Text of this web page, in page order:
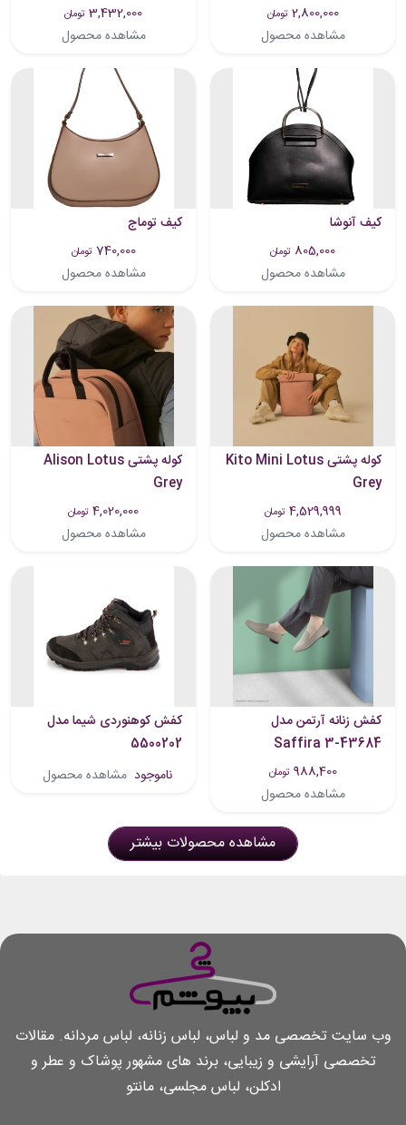
2,800,000 تومان
مشاهده محصول
3,432,000 تومان
مشاهده محصول
کیف آنوشا
805,000 تومان
مشاهده محصول
کیف توماج
740,000 تومان
مشاهده محصول
کوله پشتی Kito Mini Lotus
Grey
4,529,999 تومان
مشاهده محصول
کوله پشتی Alison Lotus
Grey
4,020,000 تومان
مشاهده محصول
کفش زنانه آرتمن مدل
Saffira 3-43684
988,400 تومان
مشاهده محصول
کفش کوهنوردی شیما مدل
5500202
ناموجود مشاهده محصول
مشاهده محصولات بیشتر
وب سایت تخصصی مد و لباس، لباس زنانه، لباس مردانه. مقالات
تخصصی آرایشی و زیبایی، برند های مشهور پوشاک و عطر و
ادکلن، لباس مجلسی، مانتو